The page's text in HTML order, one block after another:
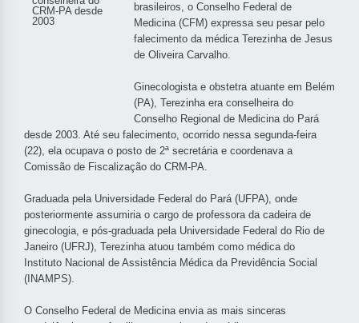
brasileiros, o Conselho Federal de
Medicina (CFM) expressa seu pesar pelo
falecimento da médica Terezinha de Jesus
de Oliveira Carvalho.
Ginecologista e obstetra atuante em Belém
(PA), Terezinha era conselheira do
Conselho Regional de Medicina do Pará
desde 2003. Até seu falecimento, ocorrido nessa segunda-feira
(22), ela ocupava o posto de 2ª secretária e coordenava a
Comissão de Fiscalização do CRM-PA.
Graduada pela Universidade Federal do Pará (UFPA), onde
posteriormente assumiria o cargo de professora da cadeira de
ginecologia, e pós-graduada pela Universidade Federal do Rio de
Janeiro (UFRJ), Terezinha atuou também como médica do
Instituto Nacional de Assistência Médica da Previdência Social
(INAMPS).
O Conselho Federal de Medicina envia as mais sinceras